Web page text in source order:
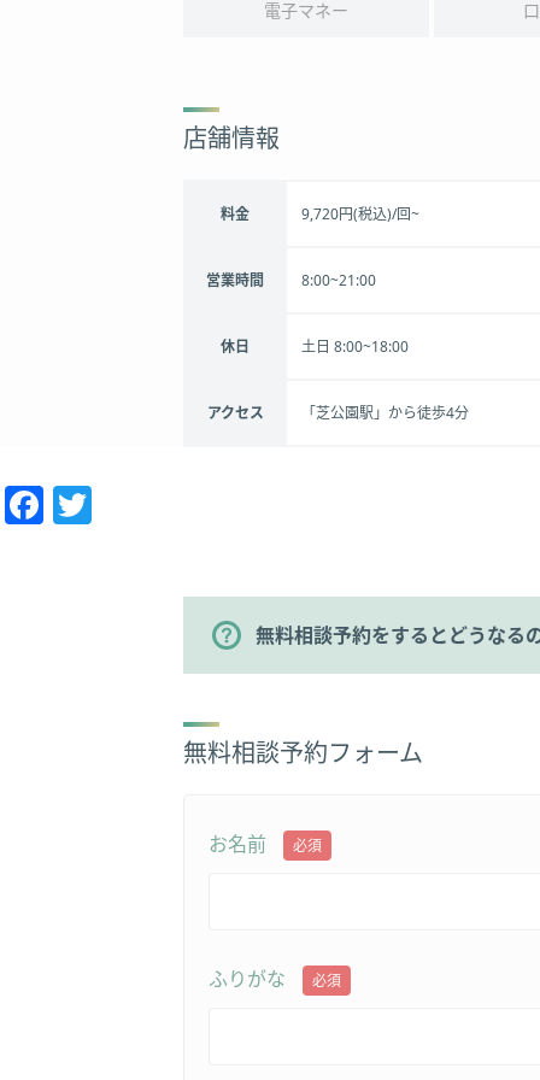
電子マネー
店舗情報
料金 9,720円(税込)/回~
営業時間 8:00~21:00
休日 土日 8:00~18:00
アクセス 「芝公園駅」から徒歩4分
Facebook
無料相談予約をするとどうなる
無料相談予約フォーム
お名前 必須
ふりがな 必須